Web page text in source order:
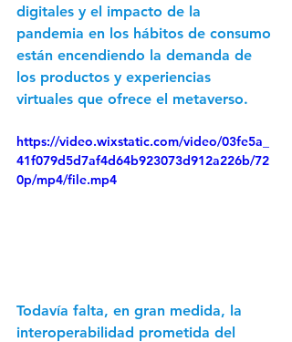
digitales y el impacto de la
pandemia en los hábitos de consumo
están encendiendo la demanda de
los productos y experiencias
virtuales que ofrece el metaverso.
https://video.wixstatic.com/video/03fe5a_
41f079d5d7af4d64b923073d912a226b/72
0p/mp4/file.mp4
Todavía falta, en gran medida, la
interoperabilidad prometida del